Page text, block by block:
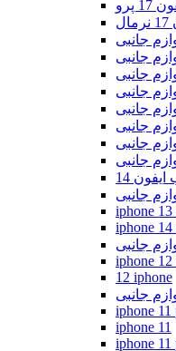
پرو
14
iphone 13
iphone 14
iphone 12
12 iphone
iphone 11
iphone 11
iphone 11